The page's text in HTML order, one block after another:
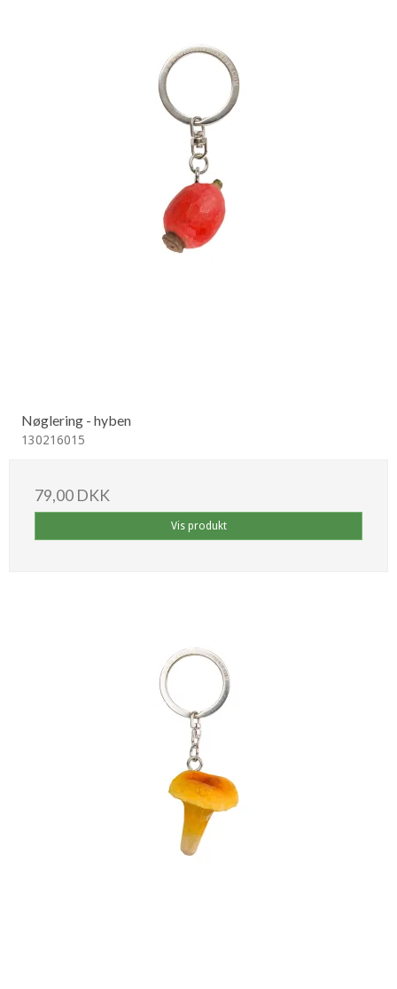
Nøglering - hyben
130216015
79,00 DKK
Vis produkt